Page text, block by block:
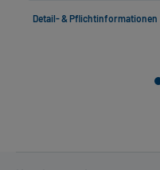
Detail- & Pflichtinformationen